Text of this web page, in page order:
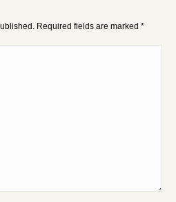
Required fields are marked *